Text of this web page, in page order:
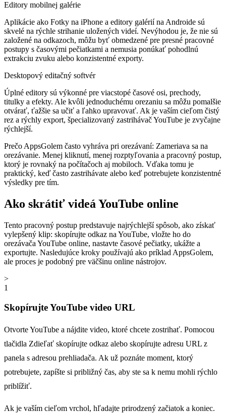
Editory mobilnej galérie
Aplikácie ako Fotky na iPhone a editory galérií na Androide sú
skvelé na rýchle strihanie uložených videí. Nevýhodou je, že nie sú
založené na odkazoch, môžu byť obmedzené pre presné pracovné
postupy s časovými pečiatkami a nemusia ponúkať pohodlnú
extrakciu zvuku alebo konzistentné exporty.
Desktopový editačný softvér
Úplné editory sú výkonné pre viacstopé časové osi, prechody,
titulky a efekty. Ale kvôli jednoduchému orezaniu sa môžu pomalšie
otvárať, ťažšie sa učiť a ľahko upravovať. Ak je vaším cieľom čistý
rez a rýchly export, špecializovaný zastrihávač YouTube je zvyčajne
rýchlejší.
Prečo AppsGolem často vyhráva pri orezávaní: Zameriava sa na
orezávanie. Menej kliknutí, menej rozptyľovania a pracovný postup,
ktorý je rovnaký na počítačoch aj mobiloch. Vďaka tomu je
praktický, keď často zastrihávate alebo keď potrebujete konzistentné
výsledky pre tím.
Ako skrátiť videá YouTube online
Tento pracovný postup predstavuje najrýchlejší spôsob, ako získať
vylepšený klip: skopírujte odkaz na YouTube, vložte ho do
orezávača YouTube online, nastavte časové pečiatky, ukážte a
exportujte. Nasledujúce kroky používajú ako príklad AppsGolem,
ale proces je podobný pre väčšinu online nástrojov.
>
1
Skopírujte YouTube video URL
Otvorte YouTube a nájdite video, ktoré chcete zostrihať. Pomocou
tlačidla Zdieľať skopírujte odkaz alebo skopírujte adresu URL z
panela s adresou prehliadača. Ak už poznáte moment, ktorý
potrebujete, zapíšte si približný čas, aby ste sa k nemu mohli rýchlo
priblížiť.
Ak je vaším cieľom vrchol, hľadajte prirodzený začiatok a koniec.